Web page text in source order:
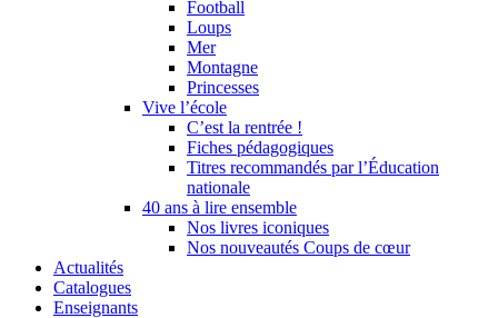
Football
Loups
Mer
Montagne
Princesses
Vive l’école
C’est la rentrée !
Fiches pédagogiques
Titres recommandés par l’Éducation
nationale
40 ans à lire ensemble
Nos livres iconiques
Nos nouveautés Coups de cœur
Actualités
Catalogues
Enseignants